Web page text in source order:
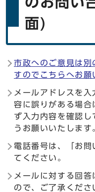
面)
市政へのご意見は別
すのでこちらへお願
メールアドレスを
容に誤りがある場合
ず入力内容を確認
うお願いいたします
電話番号は、「お
てください。
メールに対する回
ので、ご了承くださ